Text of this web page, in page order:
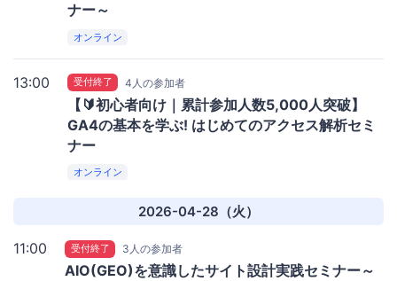
ナー～
オンライン
13:00 受付終了 4人の参加者
【🔰初心者向け｜累計参加人数5,000人突破】
GA4の基本を学ぶ! はじめてのアクセス解析セミ
ナー
オンライン
2026-04-28（火）
11:00 受付終了 3人の参加者
AIO(GEO)を意識したサイト設計実践セミナー～